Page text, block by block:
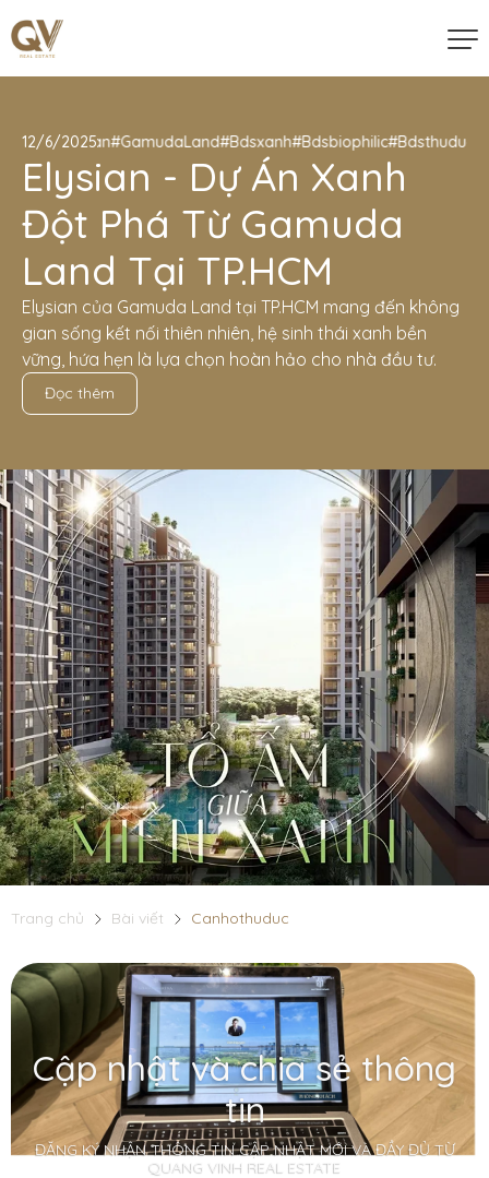
12/6/2025
#Elysian#GamudaLand#Bdsxanh#Bdsbiophilic#Bdsthuduc
Elysian - Dự Án Xanh
Đột Phá Từ Gamuda
Land Tại TP.HCM
Elysian của Gamuda Land tại TP.HCM mang đến không
gian sống kết nối thiên nhiên, hệ sinh thái xanh bền
vững, hứa hẹn là lựa chọn hoàn hảo cho nhà đầu tư.
Đọc thêm
Trang chủ Bài viết Canhothuduc
Cập nhật và chia sẻ thông
tin
ĐĂNG KÝ NHẬN THÔNG TIN CẬP NHẬT MỚI VÀ ĐẦY ĐỦ TỪ
QUANG VINH REAL ESTATE